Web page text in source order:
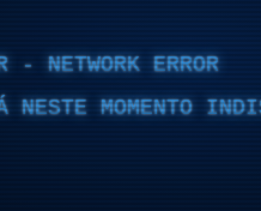
- NETWORK ERROR
NESTE MOMENTO